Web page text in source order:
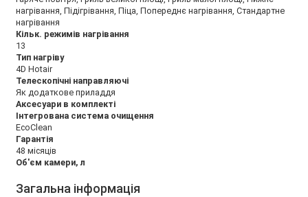
нагрівання, Підігрівання, Піца, Попереднє нагрівання, Стандартне
нагрівання
Кільк. режимів нагрівання
13
Тип нагріву
4D Hotair
Телескопічні направляючі
Як додаткове приладдя
Аксесуари в комплекті
Інтегрована система очищення
EcoClean
Гарантія
48 місяців
Об'єм камери, л
Загальна інформація